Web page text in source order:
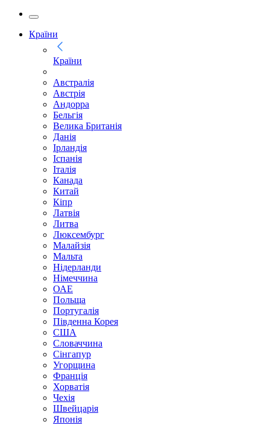
Країни
Країни
Австралія
Австрія
Андорра
Бельгія
Велика Британія
Данія
Ірландія
Іспанія
Італія
Канада
Китай
Кіпр
Латвія
Литва
Люксембург
Малайзія
Мальта
Нідерланди
Німеччина
ОАЕ
Польща
Португалія
Південна Корея
США
Словаччина
Сінгапур
Угорщина
Франція
Хорватія
Чехія
Швейцарія
Японія